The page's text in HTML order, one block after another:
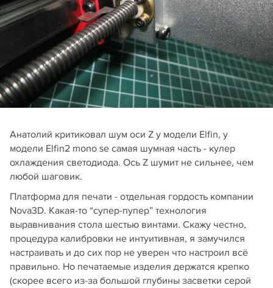
Анатолий критиковал шум оси Z у модели Elfin, у
модели Elfin2 mono se самая шумная часть - кулер
охлаждения светодиода. Ось Z шумит не сильнее, чем
любой шаговик.
Платформа для печати - отдельная гордость компании
Nova3D. Какая-то “супер-пупер” технология
выравнивания стола шестью винтами. Скажу честно,
процедура калибровки не интуитивная, я замучился
настраивать и до сих пор не уверен что настроил всё
правильно. Но печатаемые изделия держатся крепко
(скорее всего из-за большой глубины засветки серой